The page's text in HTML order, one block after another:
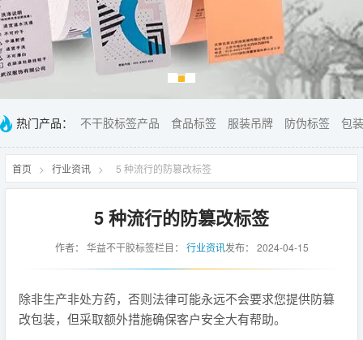
热门产品： 不干胶标签产品 食品标签 服装吊牌 防伪标签 包
首页 > 行业资讯 > 5 种流行的防篡改标签
5 种流行的防篡改标签
作者： 华益不干胶标签栏目： 行业资讯发布： 2024-04-15
除非生产非处方药，否则法律可能永远不会要求您提供防篡
改包装，但采取额外措施确保客户安全大有帮助。